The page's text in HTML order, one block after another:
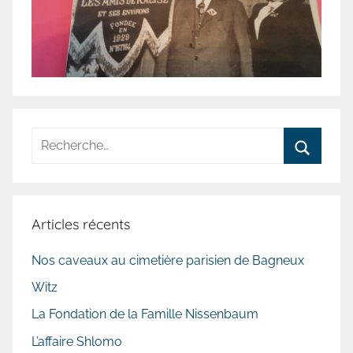
Articles récents
Nos caveaux au cimetière parisien de Bagneux
Witz
La Fondation de la Famille Nissenbaum
L’affaire Shlomo